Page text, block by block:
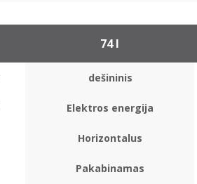
74 l
dešininis
Elektros energija
Horizontalus
Pakabinamas